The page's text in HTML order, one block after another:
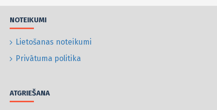
NOTEIKUMI
Lietošanas noteikumi
Privātuma politika
ATGRIEŠANA